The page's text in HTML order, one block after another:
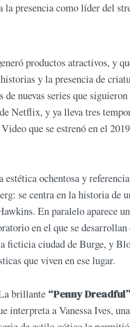
la presencia como líder del
productos atractivos, y
y la presencia de
de nuevas series que
Netflix, y ya lleva tres
que se estrenó en el
estética ochentosa y
se centra en la historia de
En paralelo aparece
en el que se
ficticia ciudad de Burge, y
que viven en ese lugar.
brillante “Penny
interpreta a Vanessa Ives,